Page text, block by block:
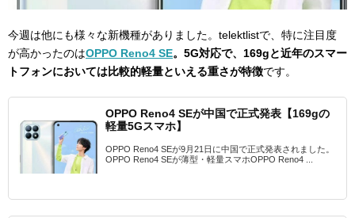
今週は他にも様々な新機種がありました。telektlistで、特に注目度
が高かったのはOPPO Reno4 SE。5G対応で、169gと近年のスマー
トフォンにおいては比較的軽量といえる重さが特徴です。
OPPO Reno4 SEが中国で正式発表【169gの
軽量5Gスマホ】
OPPO Reno4 SEが9月21日に中国で正式発表されました。
OPPO Reno4 SEが薄型・軽量スマホOPPO Reno4 ...